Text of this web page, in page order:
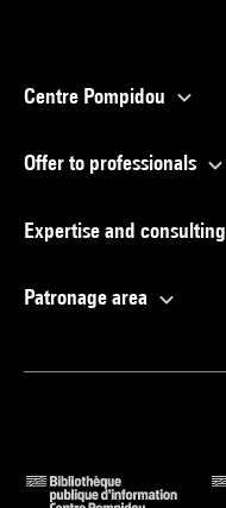
Centre Pompidou
Offer to professionals
Expertise and consulting
Patronage area